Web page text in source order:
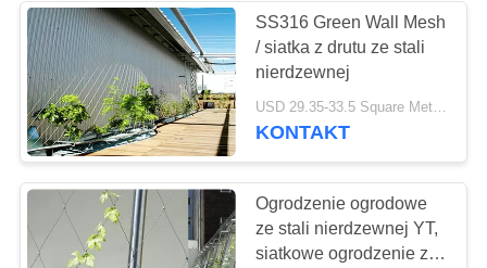
Siatka
bezpieczeństwa ze
stali nierdzewnej
17
SS316 Green Wall Mesh
/ siatka z drutu ze stali
nierdzewnej
KONTAKT
Ogrodzenie ogrodowe
ze stali nierdzewnej YT,
siatkowe ogrodzenie z